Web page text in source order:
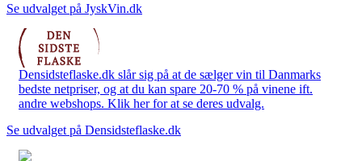
Se udvalget på JyskVin.dk
Densidsteflaske.dk slår sig på at de sælger vin til Danmarks
bedste netpriser, og at du kan spare 20-70 % på vinene ift.
andre webshops. Klik her for at se deres udvalg.
Se udvalget på Densidsteflaske.dk